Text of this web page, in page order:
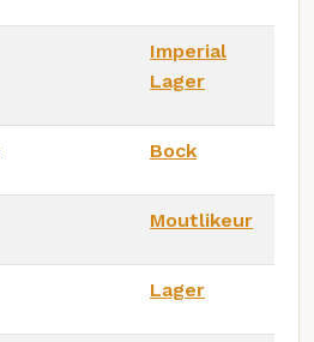
Imperial
Lager
Bock
Moutlikeur
Lager